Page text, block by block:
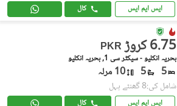
ایس ایم ایس کال
PKR 6.75 کروڑ
بحریہ انکلیو - سیکٹر سی 1, بحریہ انکلیو
5
5 10 مرلہ
شامل کی:8 گھنٹے پہل
ایس ایم ایس کال